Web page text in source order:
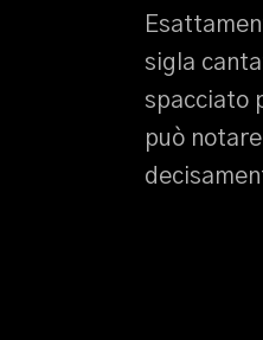
sigla
spacciato
può